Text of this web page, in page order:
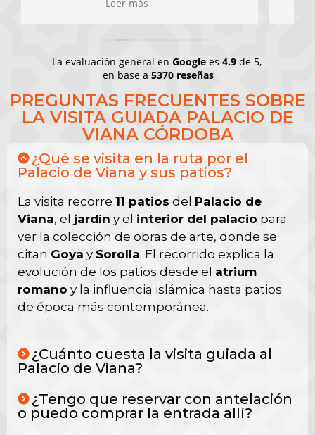
La evaluación general en Google es 4.9 de 5,
en base a 5370 reseñas
PREGUNTAS FRECUENTES SOBRE
LA VISITA GUIADA PALACIO DE
VIANA CÓRDOBA
¿Qué se visita en la ruta por el
Palacio de Viana y sus patios?
La visita recorre 11 patios del Palacio de
Viana, el jardín y el interior del palacio para
ver la colección de obras de arte, donde se
citan Goya y Sorolla. El recorrido explica la
evolución de los patios desde el atrium
romano y la influencia islámica hasta patios
de época más contemporánea.
¿Cuánto cuesta la visita guiada al
Palacio de Viana?
¿Tengo que reservar con antelación
o puedo comprar la entrada allí?